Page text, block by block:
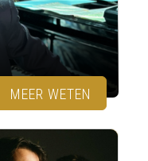
MEER WETEN